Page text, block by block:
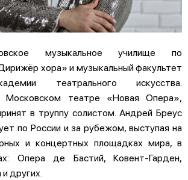
музыкальное училище по
хора» и музыкальный факультет
театрального искусства.
Московском театре «Новая Опера»,
в труппу солистом. Андрей Бреус
по России и за рубежом, выступая на
и концертных площадках мира, в
Опера де Бастий, Ковент-Гарден,
других.